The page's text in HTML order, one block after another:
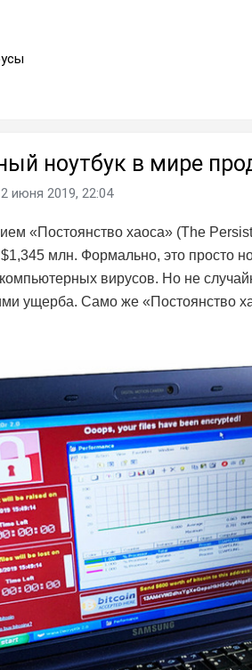
ноутбук в мире
2 июня 2019, 22:04
«Постоянство хаоса» (The
млн. Формально, это просто
вирусов. Но не
ущерба. Само же «Постоянство